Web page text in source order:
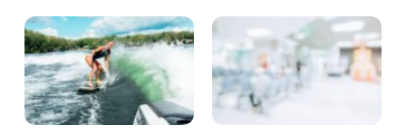
selv'ere